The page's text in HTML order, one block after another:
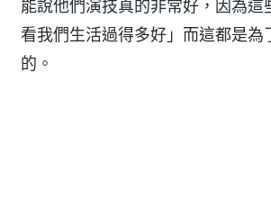
看我們生活過得多好」而這都是
的。